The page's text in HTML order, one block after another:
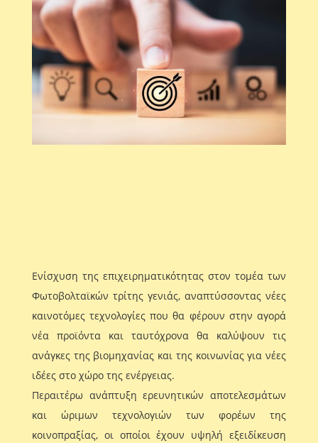
Ενίσχυση της επιχειρηματικότητας στον τομέα των
Φωτοβολταϊκών τρίτης γενιάς, αναπτύσσοντας νέες
καινοτόμες τεχνολογίες που θα φέρουν στην αγορά
νέα προϊόντα και ταυτόχρονα θα καλύψουν τις
ανάγκες της βιομηχανίας και της κοινωνίας για νέες
ιδέες στο χώρο της ενέργειας.
Περαιτέρω ανάπτυξη ερευνητικών αποτελεσμάτων
και ώριμων τεχνολογιών των φορέων της
κοινοπραξίας, οι οποίοι έχουν υψηλή εξειδίκευση